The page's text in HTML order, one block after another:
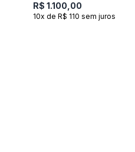
R$ 1.100,00
10x de R$ 110 sem juros